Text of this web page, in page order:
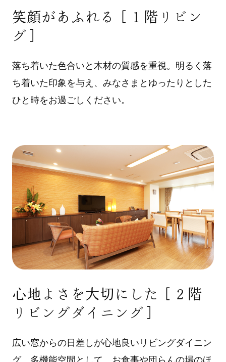
笑顔があふれる［１階リビン
グ］
落ち着いた色合いと木材の質感を重視。明るく落
ち着いた印象を与え、みなさまとゆったりとした
ひと時をお過ごしください。
心地よさを大切にした［２階
リビングダイニング］
広い窓からの日差しが心地良いリビングダイニン